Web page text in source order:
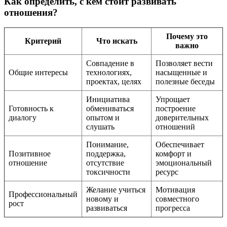
отношения?
Критерий Что искать
Почему это
важно
Общие интересы
Совпадение в
технологиях,
проектах, целях
Позволяет вести
насыщенные и
полезные беседы
Готовность к
диалогу
Инициатива
обмениваться
опытом и
слушать
Упрощает
построение
доверительных
отношений
Позитивное
отношение
Понимание,
поддержка,
отсутствие
токсичности
Обеспечивает
комфорт и
эмоциональный
ресурс
Профессиональный
рост
Желание учиться
новому и
развиваться
Мотивация
совместного
прогресса